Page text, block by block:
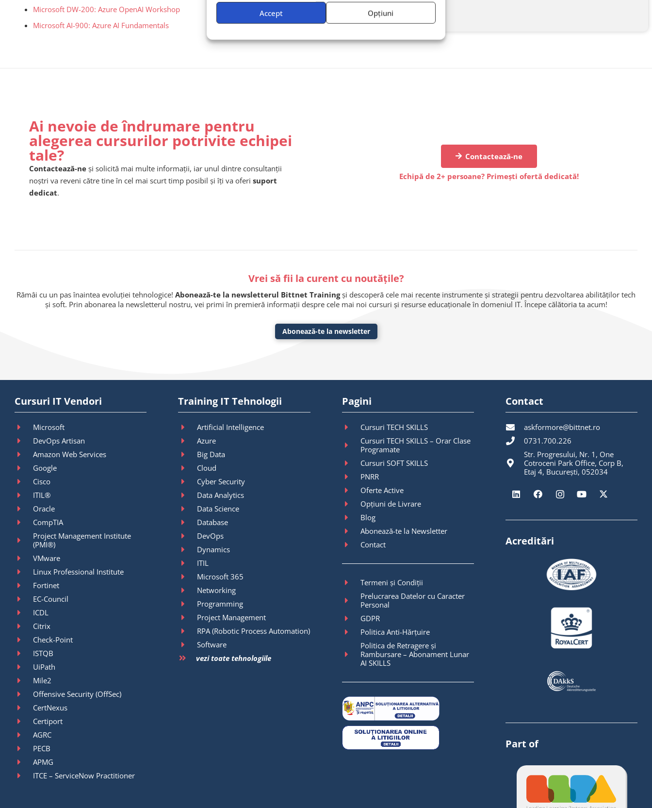
Accept Opțiuni
Microsoft DW-200: Azure OpenAI Workshop
Microsoft AI-900: Azure AI Fundamentals
Ai nevoie de îndrumare pentru
alegerea cursurilor potrivite echipei
tale?
Contactează-ne și solicită mai multe informații, iar unul dintre consultanții
noștri va reveni către tine în cel mai scurt timp posibil și îți va oferi suport
dedicat.
Contactează-ne
Echipă de 2+ persoane? Primești ofertă dedicată!
Vrei să fii la curent cu noutățile?
Rămâi cu un pas înaintea evoluției tehnologice! Abonează-te la newsletterul Bittnet Trainingși descoperă cele mai recente instrumente și strategii pentru dezvoltarea abilităților tech
și soft. Prin abonarea la newsletterul nostru, vei primi în premieră informații despre cele mai noi cursuri și resurse educaționale în domeniul IT. Începe călătoria ta acum!
Abonează-te la newsletter
Cursuri IT Vendori
Microsoft
DevOps Artisan
Amazon Web Services
Google
Cisco
ITIL®
Oracle
CompTIA
Project Management Institute
(PMI®)
VMware
Linux Professional Institute
Fortinet
EC-Council
ICDL
Citrix
Check-Point
ISTQB
UiPath
Mile2
Offensive Security (OffSec)
CertNexus
Certiport
AGRC
PECB
APMG
ITCE – ServiceNow Practitioner
Training IT Tehnologii
Artificial Intelligence
Azure
Big Data
Cloud
Cyber Security
Data Analytics
Data Science
Database
DevOps
Dynamics
ITIL
Microsoft 365
Networking
Programming
Project Management
RPA (Robotic Process Automation)
Software
vezi toate tehnologiile
Pagini
Cursuri TECH SKILLS
Cursuri TECH SKILLS – Orar Clase
Programate
Cursuri SOFT SKILLS
PNRR
Oferte Active
Opțiuni de Livrare
Blog
Abonează-te la Newsletter
Contact
Termeni și Condiții
Prelucrarea Datelor cu Caracter
Personal
GDPR
Politica Anti-Hărțuire
Politica de Retragere și
Rambursare – Abonament Lunar
AI SKILLS
Contact
askformore@bittnet.ro
0731.700.226
Str. Progresului, Nr. 1, One
Cotroceni Park Office, Corp B,
Etaj 4, București, 052034
Acreditări
Part of